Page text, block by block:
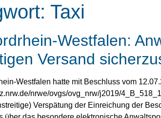
Taxi
Westfalen:
Versand
Westfalen hatte mit Beschluss vom
nrwe/ovgs/ovg_nrw/j2019/
Verspätung der Einreichung der